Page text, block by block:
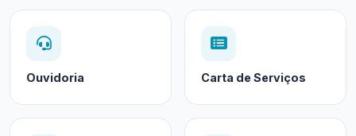
Ouvidoria Carta de Serviços